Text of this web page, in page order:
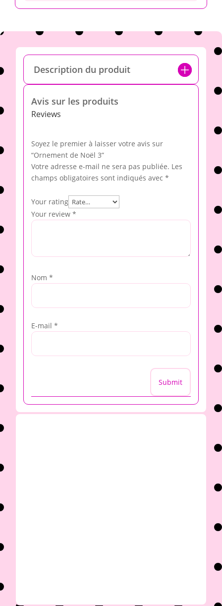
Description du produit
Avis sur les produits
Reviews
Soyez le premier à laisser votre avis sur
“Ornement de Noël 3”
Votre adresse e-mail ne sera pas publiée. Les
champs obligatoires sont indiqués avec *
Your rating
Your review *
Nom *
E-mail *
Submit